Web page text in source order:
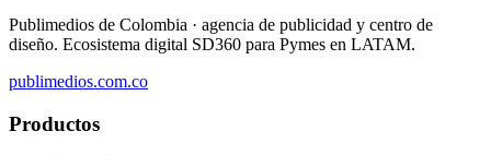
Publimedios de Colombia · agencia de publicidad y centro de
diseño. Ecosistema digital SD360 para Pymes en LATAM.
publimedios.com.co
Productos